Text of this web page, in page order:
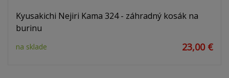
Kyusakichi Nejiri Kama 324 - záhradný kosák na
burinu
na sklade 23,00 €